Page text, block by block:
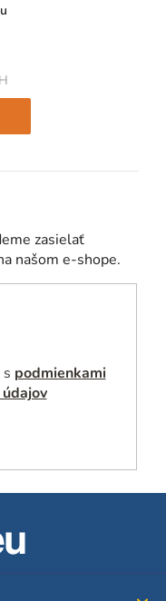
zasielať
našom e-shope.
podmienkami